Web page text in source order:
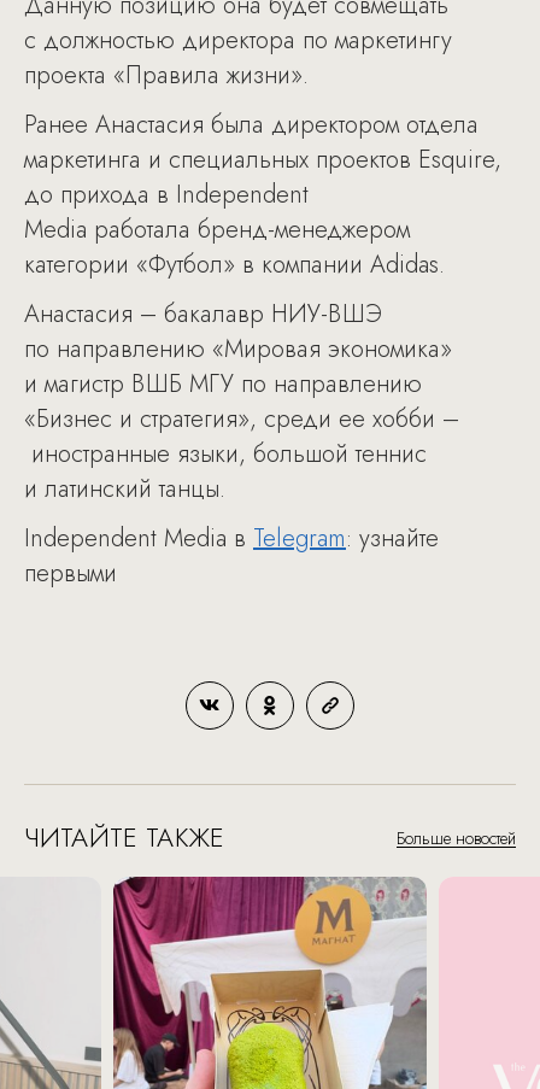
с должностью директора по маркетингу
проекта «Правила жизни».
Ранее Анастасия была директором отдела
маркетинга и специальных проектов Esquire,
до прихода в Independent
Media работала бренд-менеджером
категории «Футбол» в компании Adidas.
Анастасия – бакалавр НИУ-ВШЭ
по направлению «Мировая экономика»
и магистр ВШБ МГУ по направлению
«Бизнес и стратегия», среди ее хобби –
иностранные языки, большой теннис
и латинский танцы.
Independent Media в Telegram: узнайте
первыми
ЧИТАЙТЕ ТАКЖЕ Больше новостей